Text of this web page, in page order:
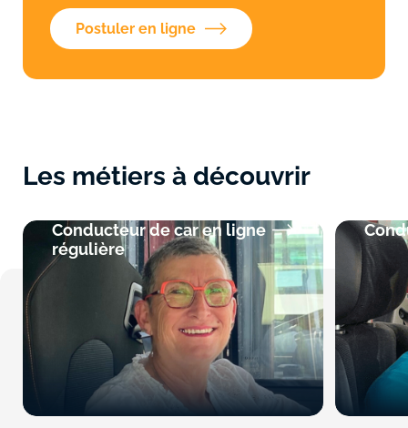
Postuler en ligne
Les métiers à découvrir
Conducteur de car en ligne
régulière